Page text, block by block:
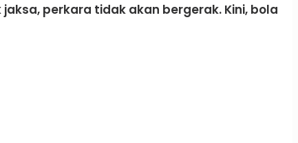
perkara tidak akan bergerak. Kini, bola